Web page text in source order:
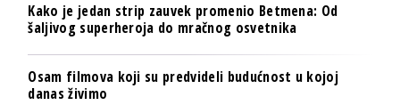
Kako je jedan strip zauvek promenio Betmena: Od
šaljivog superheroja do mračnog osvetnika
Osam filmova koji su predvideli budućnost u kojoj
danas živimo